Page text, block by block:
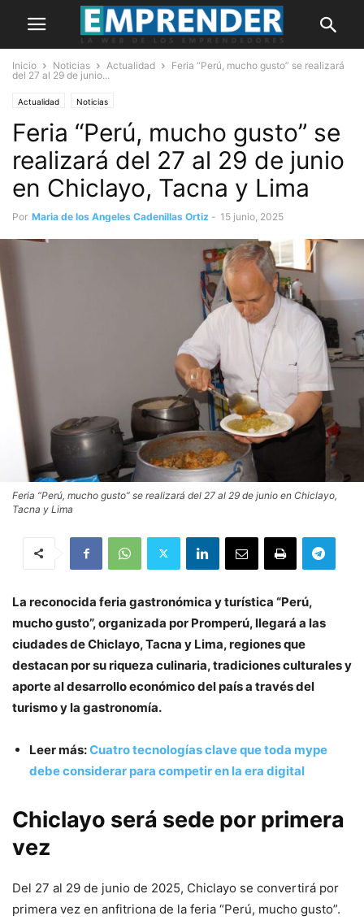
Inicio Noticias Actualidad
Feria “Perú, mucho gusto” se realizará
del 27 al 29 de junio...
Actualidad Noticias
Feria “Perú, mucho gusto” se
realizará del 27 al 29 de junio
en Chiclayo, Tacna y Lima
Por Maria de los Angeles Cadenillas Ortiz - 15 junio, 2025
Feria “Perú, mucho gusto” se realizará del 27 al 29 de junio en Chiclayo,
Tacna y Lima
La reconocida feria gastronómica y turística “Perú,
mucho gusto”, organizada por Promperú, llegará a las
ciudades de Chiclayo, Tacna y Lima, regiones que
destacan por su riqueza culinaria, tradiciones culturales y
aporte al desarrollo económico del país a través del
turismo y la gastronomía.
Leer más:Cuatro tecnologías clave que toda mype
debe considerar para competir en la era digital
Chiclayo será sede por primera
vez
Del 27 al 29 de junio de 2025, Chiclayo se convertirá por
primera vez en anfitriona de la feria “Perú, mucho gusto”.